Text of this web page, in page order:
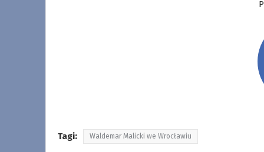
Tagi: Waldemar Malicki we Wrocławiu